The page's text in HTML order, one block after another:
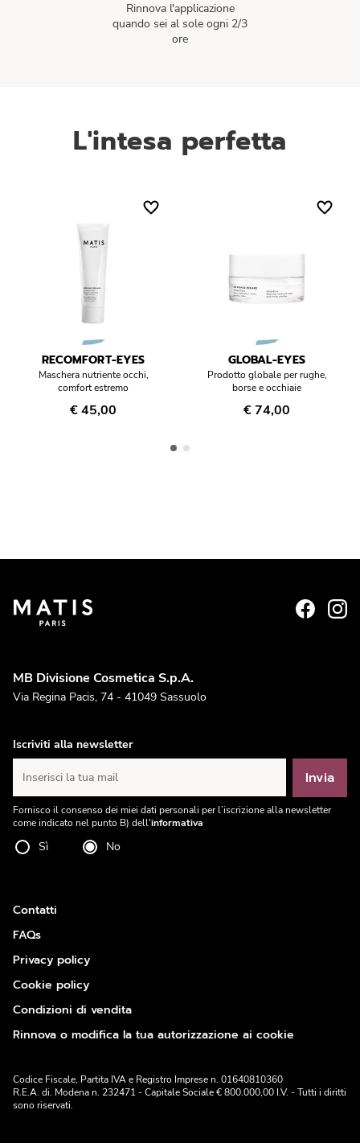
Rinnova l'applicazione
quando sei al sole ogni 2/3
ore
L'intesa perfetta
RECOMFORT-EYES
Maschera nutriente occhi,
comfort estremo
€ 45,00
GLOBAL-EYES
Prodotto globale per rughe,
borse e occhiaie
€ 74,00
MB Divisione Cosmetica S.p.A.
Via Regina Pacis, 74 - 41049 Sassuolo
Iscriviti alla newsletter
Inserisci la tua mail Invia
Fornisco il consenso dei miei dati personali per l’iscrizione alla newsletter
come indicato nel punto B) dell'informativa
Sì No
Contatti
FAQs
Privacy policy
Cookie policy
Condizioni di vendita
Rinnova o modifica la tua autorizzazione ai cookie
Codice Fiscale, Partita IVA e Registro Imprese n. 01640810360
R.E.A. di. Modena n. 232471 - Capitale Sociale € 800.000,00 I.V. - Tutti i diritti
sono riservati.